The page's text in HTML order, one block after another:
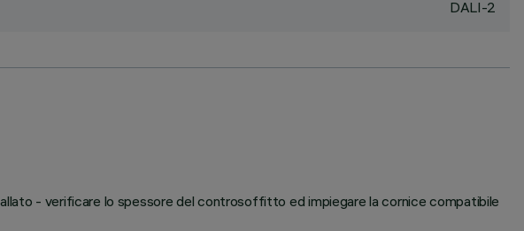
DALI-2
- verificare lo spessore del controsoffitto ed impiegare la cornice compatibile